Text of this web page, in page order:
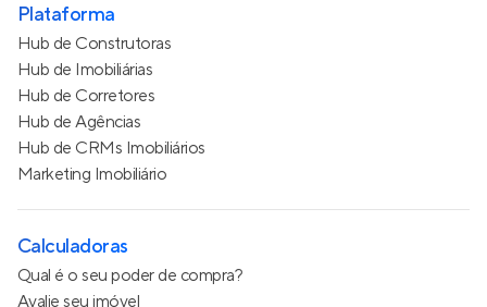
Plataforma
Hub de Construtoras
Hub de Imobiliárias
Hub de Corretores
Hub de Agências
Hub de CRMs Imobiliários
Marketing Imobiliário
Calculadoras
Qual é o seu poder de compra?
Avalie seu imóvel